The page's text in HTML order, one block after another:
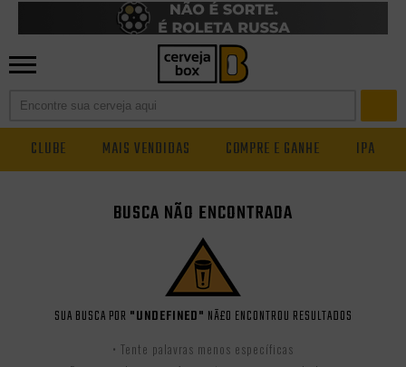
CLUBE MAIS VENDIDAS COMPRE E GANHE IPA
BUSCA NÃO ENCONTRADA
SUA BUSCA POR "UNDEFINED" NÃ£O ENCONTROU RESULTADOS
• Tente palavras menos específicas